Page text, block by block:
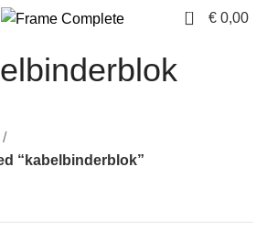
0 € 0,00
“kabelbinderblok”